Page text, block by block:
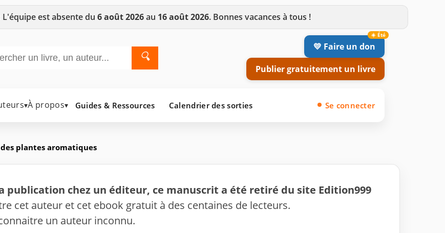
L'équipe est absente du 6 août 2026au 16 août 2026. Bonnes vacances à tous !
🔍
💛 Faire un don
Publier gratuitement un livre
▾À propos▾ Guides & Ressources Calendrier des sorties Se connecter
plantes aromatiques
publication chez un éditeur, ce manuscrit a été retiré du site Edition999
cet auteur et cet ebook gratuit à des centaines de lecteurs.
un auteur inconnu.